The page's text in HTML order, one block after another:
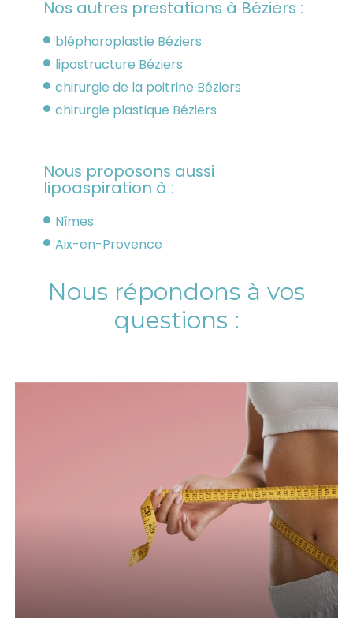
Nos autres prestations à Béziers :
blépharoplastie Béziers
lipostructure Béziers
chirurgie de la poitrine Béziers
chirurgie plastique Béziers
Nous proposons aussi
lipoaspiration à :
Nîmes
Aix-en-Provence
Nous répondons à vos
questions :